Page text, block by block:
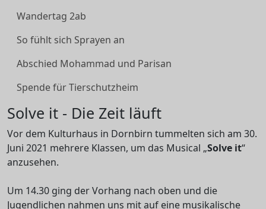
Wandertag 2ab
So fühlt sich Sprayen an
Abschied Mohammad und Parisan
Spende für Tierschutzheim
Solve it - Die Zeit läuft
Vor dem Kulturhaus in Dornbirn tummelten sich am 30.
Juni 2021 mehrere Klassen, um das Musical „Solve it“
anzusehen.
Um 14.30 ging der Vorhang nach oben und die
Jugendlichen nahmen uns mit auf eine musikalische